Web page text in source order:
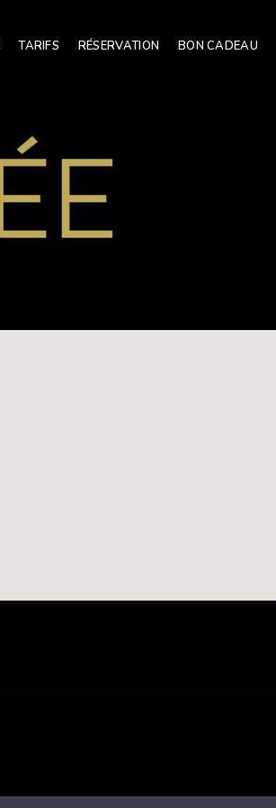
TARIFS RÉSERVATION BON CADEAU